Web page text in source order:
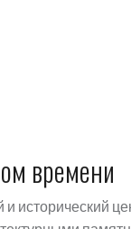
времени
исторический